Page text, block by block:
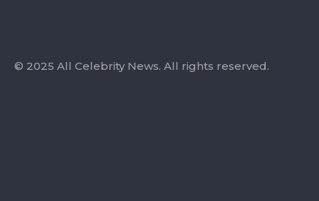
© 2025 All Celebrity News. All rights reserved.